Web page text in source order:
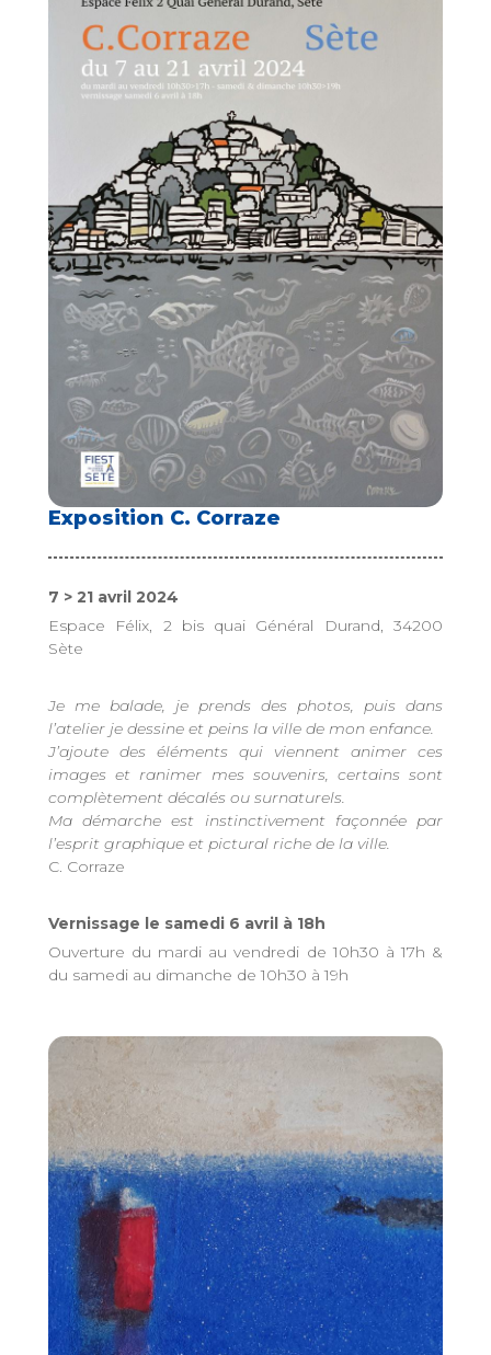
Exposition C. Corraze
7 > 21 avril 2024
Espace Félix, 2 bis quai Général Durand, 34200
Sète
Je me balade, je prends des photos, puis dans
l’atelier je dessine et peins la ville de mon enfance.
J’ajoute des éléments qui viennent animer ces
images et ranimer mes souvenirs, certains sont
complètement décalés ou surnaturels.
Ma démarche est instinctivement façonnée par
l’esprit graphique et pictural riche de la ville.
C. Corraze
Vernissage le samedi 6 avril à 18h
Ouverture du mardi au vendredi de 10h30 à 17h &
du samedi au dimanche de 10h30 à 19h